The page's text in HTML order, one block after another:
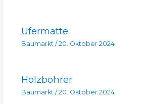
Ufermatte
Baumarkt/ 20. Oktober 2024
Holzbohrer
Baumarkt / 20. Oktober 2024